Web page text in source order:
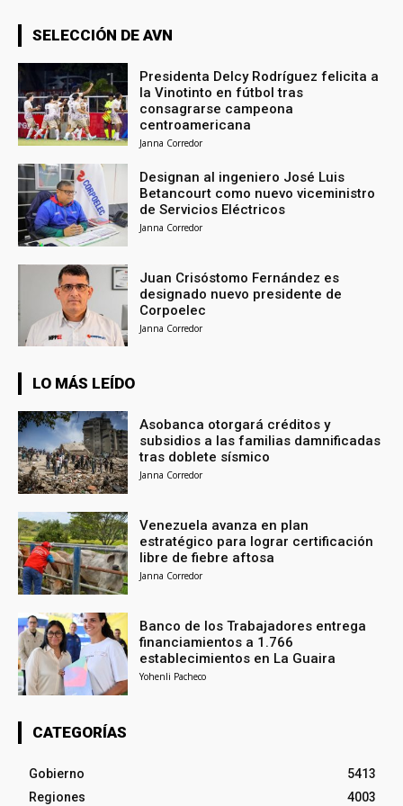
SELECCIÓN DE AVN
Presidenta Delcy Rodríguez felicita a
la Vinotinto en fútbol tras
consagrarse campeona
centroamericana
Janna Corredor
Designan al ingeniero José Luis
Betancourt como nuevo viceministro
de Servicios Eléctricos
Janna Corredor
Juan Crisóstomo Fernández es
designado nuevo presidente de
Corpoelec
Janna Corredor
LO MÁS LEÍDO
Asobanca otorgará créditos y
subsidios a las familias damnificadas
tras doblete sísmico
Janna Corredor
Venezuela avanza en plan
estratégico para lograr certificación
libre de fiebre aftosa
Janna Corredor
Banco de los Trabajadores entrega
financiamientos a 1.766
establecimientos en La Guaira
Yohenli Pacheco
CATEGORÍAS
Gobierno
5413
Regiones
4003